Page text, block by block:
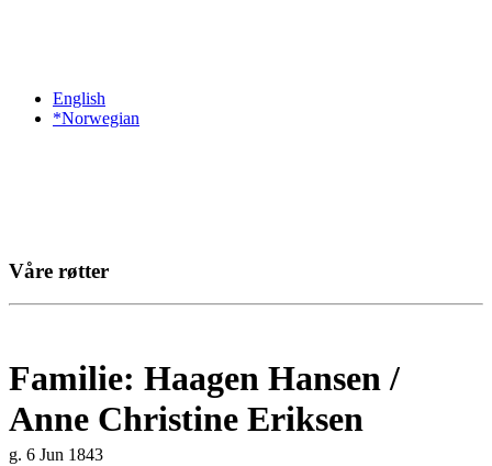
English
*Norwegian
Våre røtter
Familie: Haagen Hansen /
Anne Christine Eriksen
g. 6 Jun 1843